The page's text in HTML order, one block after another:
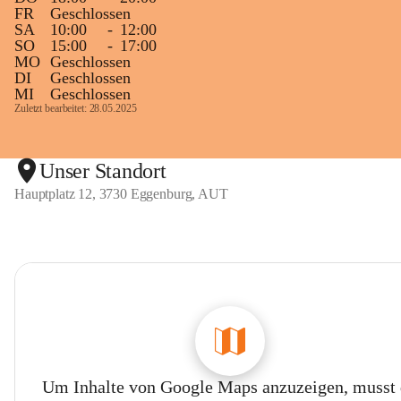
FR
Geschlossen
SA
10:00 - 12:00
SO
15:00 - 17:00
MO Geschlossen
DI
Geschlossen
MI
Geschlossen
Zuletzt bearbeitet: 28.05.2025
Unser Standort
Hauptplatz 12, 3730 Eggenburg, AUT
Um Inhalte von Google Maps anzuzeigen, musst